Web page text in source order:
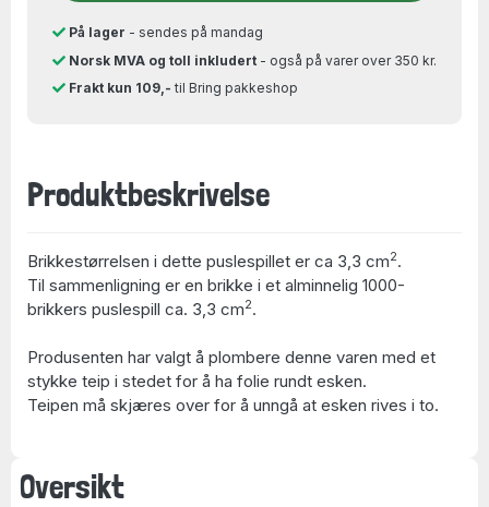
Oversikt
På lager - sendes på mandag
Norsk MVA og toll inkludert- også på varer over 350 kr.
Frakt kun 109,- til Bring pakkeshop
Produktbeskrivelse
Brikkestørrelsen i dette puslespillet er ca 3,3 cm2.
Til sammenligning er en brikke i et alminnelig 1000-
brikkers puslespill ca. 3,3 cm2.
Produsenten har valgt å plombere denne varen med et
stykke teip i stedet for å ha folie rundt esken.
Teipen må skjæres over for å unngå at esken rives i to.